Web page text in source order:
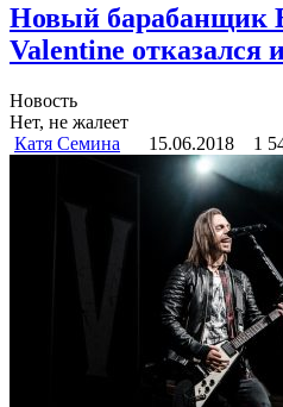
Новый барабанщик
Valentine отказался
Новость
Нет, не жалеет
Катя Семина
15.06.2018 1